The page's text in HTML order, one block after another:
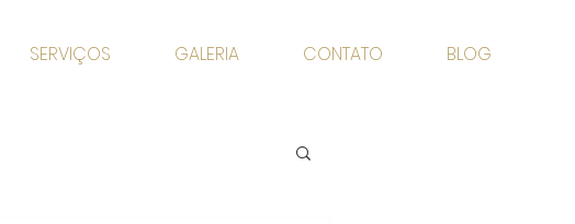
SERVIÇOS GALERIA CONTATO BLOG